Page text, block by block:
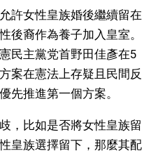
許女性皇族婚後繼續留在
後裔作為養子加入皇室。
民主黨党首野田佳彥在5
案在憲法上存疑且民間反
先推進第一個方案。
，比如是否將女性皇族留
皇族選擇留下，那麼其配